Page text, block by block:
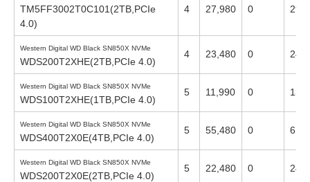
TM5FF3002T0C101(2TB,PCIe
4.0)
4 27,980 0
Western Digital WD Black SN850X NVMe
WDS200T2XHE(2TB,PCIe 4.0)
4 23,480 0
Western Digital WD Black SN850X NVMe
WDS100T2XHE(1TB,PCIe 4.0)
5 11,990 0
Western Digital WD Black SN850X NVMe
WDS400T2X0E(4TB,PCIe 4.0)
5 55,480 0
Western Digital WD Black SN850X NVMe
WDS200T2X0E(2TB,PCIe 4.0)
5 22,480 0